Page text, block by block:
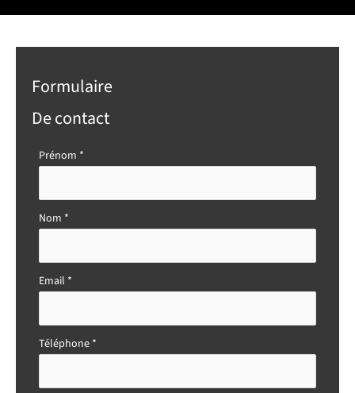
Formulaire
De contact
Formulaire
avec
téléphone
Prénom *
Nom *
Email *
Téléphone *